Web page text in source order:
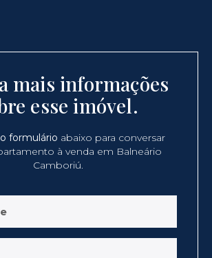
mais informações
esse imóvel.
formulário abaixo para conversar
à venda em Balneário
Camboriú.